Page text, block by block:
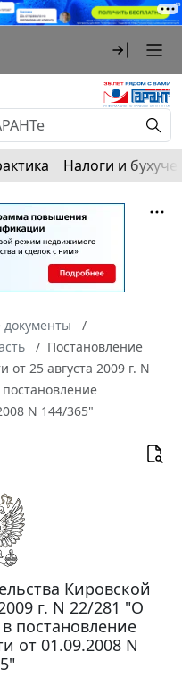
Налоги и
документы
Постановление
от 25 августа 2009 г. N
N 144/365"
Кировской
г. N 22/281 "О
постановление
от 01.09.2008 N